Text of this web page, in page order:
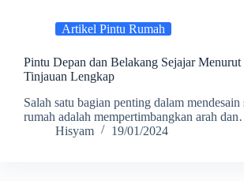
Artikel Pintu Rumah
Pintu Depan dan Belakang Sejajar Menurut
Tinjauan Lengkap
Salah satu bagian penting dalam mendesain
rumah adalah mempertimbangkan arah
Hisyam
19/01/2024